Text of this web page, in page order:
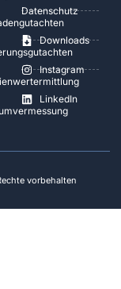
Datenschutz
Downloads
Instagram
LinkedIn
vorbehalten